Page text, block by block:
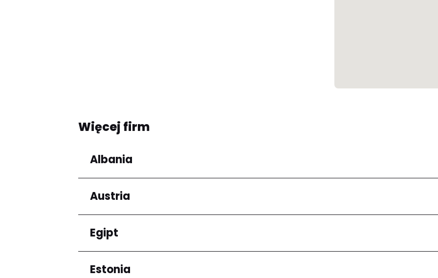
Więcej firm
Albania
Regiony
Qarku i Tiranës
Austria
Regiony
Niederösterreich
Salzburg Wien
Egipt
Regiony
Estonia